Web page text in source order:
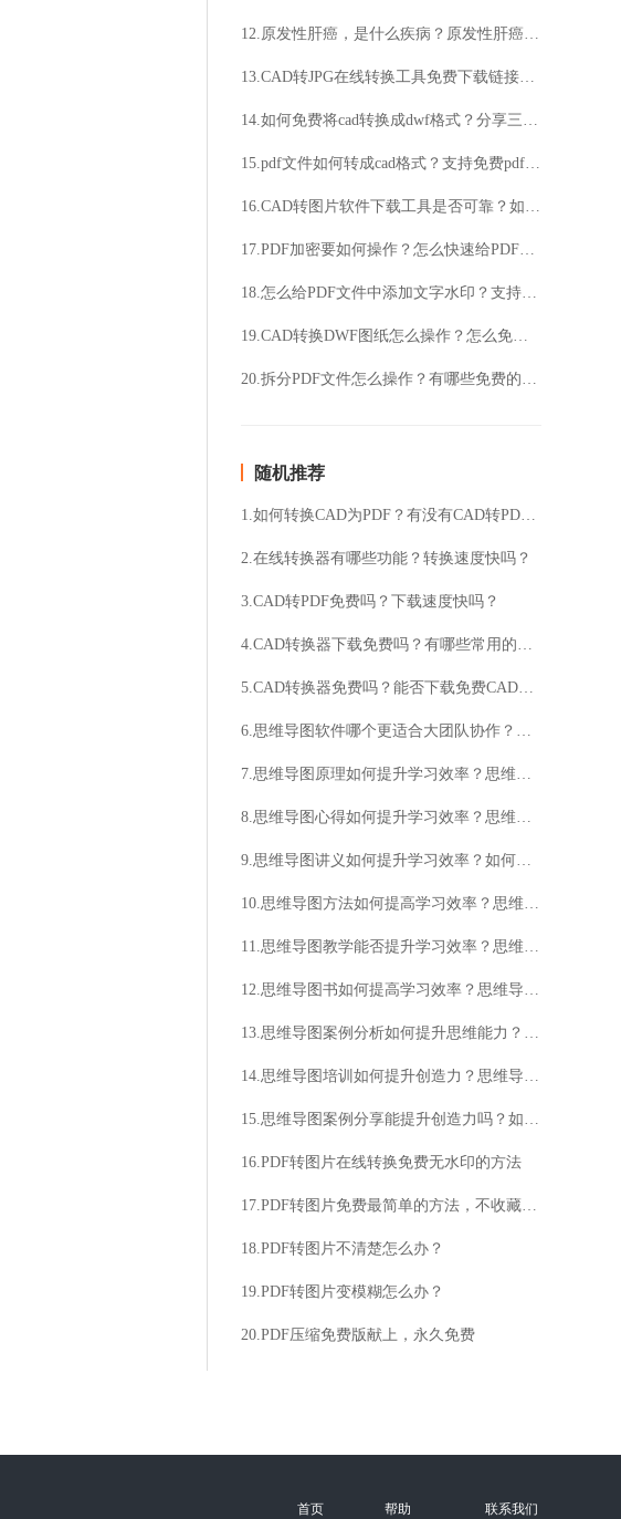
12.原发性肝癌，是什么疾病？原发性肝癌，有哪些症状？
13.CAD转JPG在线转换工具免费下载链接？如何找到最快速的转换工具？
14.如何免费将cad转换成dwf格式？分享三款好用的cad版本转换工具！
15.pdf文件如何转成cad格式？支持免费pdf转cad吗？
16.CAD转图片软件下载工具是否可靠？如何选择最适合的软件？
17.PDF加密要如何操作？怎么快速给PDF加上密码？
18.怎么给PDF文件中添加文字水印？支持给多页PDF一键添加水印吗？
19.CAD转换DWF图纸怎么操作？怎么免费将CAD转成DWF格式？
20.拆分PDF文件怎么操作？有哪些免费的拆分PDF方法？
随机推荐
1.如何转换CAD为PDF？有没有CAD转PDF的教程？
2.在线转换器有哪些功能？转换速度快吗？
3.CAD转PDF免费吗？下载速度快吗？
4.CAD转换器下载免费吗？有哪些常用的CAD转换器？
5.CAD转换器免费吗？能否下载免费CAD转换器？
6.思维导图软件哪个更适合大团队协作？有没有免费的思维导图软件推荐？
7.思维导图原理如何提升学习效率？思维导图原理适用于哪些领域？
8.思维导图心得如何提升学习效率？思维导图心得适用于哪些场景？
9.思维导图讲义如何提升学习效率？如何利用思维导图讲义提高创造力？
10.思维导图方法如何提高学习效率？思维导图方法适用于哪些领域？
11.思维导图教学能否提升学习效率？思维导图教学适合哪些年龄段的学生？
12.思维导图书如何提高学习效率？思维导图书哪本最适合初学者？
13.思维导图案例分析如何提升思维能力？思维导图案例分析有哪些实际应用场景？
14.思维导图培训如何提升创造力？思维导图培训适合哪些人群？
15.思维导图案例分享能提升创造力吗？如何运用思维导图优化工作效率？
16.PDF转图片在线转换免费无水印的方法
17.PDF转图片免费最简单的方法，不收藏肯定后悔
18.PDF转图片不清楚怎么办？
19.PDF转图片变模糊怎么办？
20.PDF压缩免费版献上，永久免费
首页 帮助 联系我们